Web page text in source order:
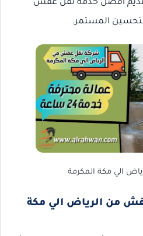
أفضل خدمة نقل عفش
المستمر.
الي مكة المكرمة
من الرياض الي مكة